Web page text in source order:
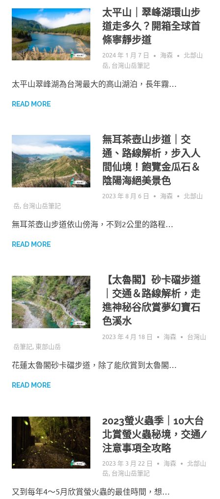
太平山｜翠峰湖環山步
道走多久？開箱全球首
條寧靜步道
2024 年 1 月 7 日 海森
北部山
岳, 台灣山岳筆記
太平山翠峰湖為台灣最大的高山湖泊，長年霧…
READ MORE
無耳茶壺山步道｜交
通、路線解析，步入人
間仙境！飽覽金瓜石＆
陰陽海絕美景色
2023 年 8 月 6 日 海森
北部山
岳, 台灣山岳筆記
無耳茶壺山步道依山傍海，不到2公里的路程…
READ MORE
【太魯閣】砂卡礑步道
｜交通＆路線解析，走
進神秘谷欣賞夢幻寶石
色溪水
2023 年 4 月 18 日 海森
台灣山
岳筆記, 東部山岳
花蓮太魯閣砂卡礑步道，除了能欣賞到太魯閣…
READ MORE
2023螢火蟲季｜10大台
北賞螢火蟲秘境，交通/
注意事項全攻略
2023 年 3 月 22 日 海森
北部山
岳, 台灣山岳筆記
又到每年4～5月欣賞螢火蟲的最佳時間，想…